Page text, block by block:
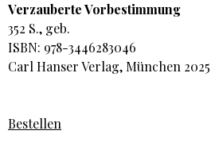
Verzauberte Vorbestimmung
352 S., geb.
ISBN: 978-3446283046
Carl Hanser Verlag, München 2025
Bestellen